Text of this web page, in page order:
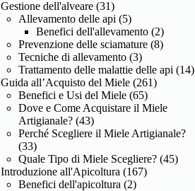
Gestione dell'alveare (31)
Allevamento delle api (5)
Benefici dell'allevamento (2)
Prevenzione delle sciamature (8)
Tecniche di allevamento (3)
Trattamento delle malattie delle api (14)
Guida all’Acquisto del Miele (261)
Benefici e Usi del Miele (65)
Dove e Come Acquistare il Miele
Artigianale? (43)
Perché Scegliere il Miele Artigianale?
(33)
Quale Tipo di Miele Scegliere? (45)
Introduzione all'Apicoltura (167)
Benefici dell'apicoltura (2)